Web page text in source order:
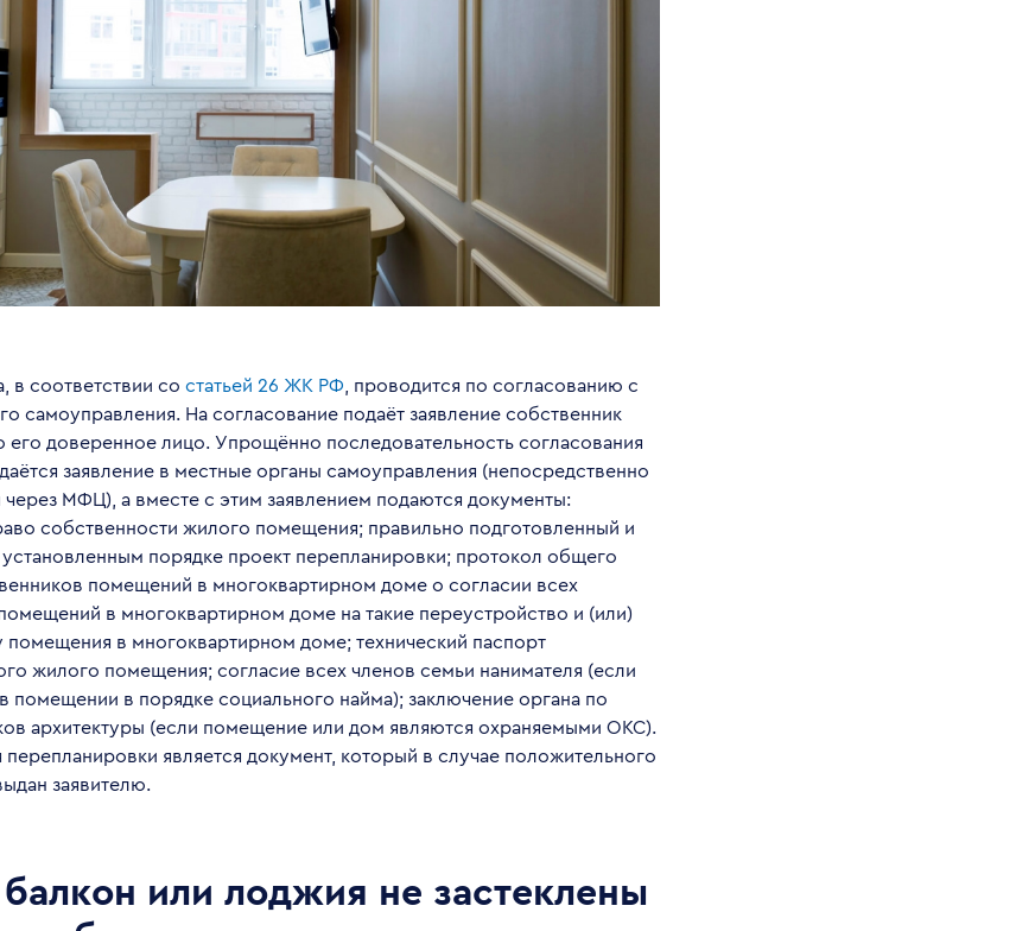
в соответствии со статьей 26 ЖК РФ, проводится по согласованию с
самоуправления. На согласование подаёт заявление собственник
доверенное лицо. Упрощённо последовательность согласования
заявление в местные органы самоуправления (непосредственно
через МФЦ), а вместе с этим заявлением подаются документы:
собственности жилого помещения; правильно подготовленный и
порядке проект перепланировки; протокол общего
помещений в многоквартирном доме о согласии всех
в многоквартирном доме на такие переустройство и (или)
помещения в многоквартирном доме; технический паспорт
жилого помещения; согласие всех членов семьи нанимателя (если
помещении в порядке социального найма); заключение органа по
архитектуры (если помещение или дом являются охраняемыми ОКС).
является документ, который в случае положительного
заявителю.
балкон или лоджия не застеклены